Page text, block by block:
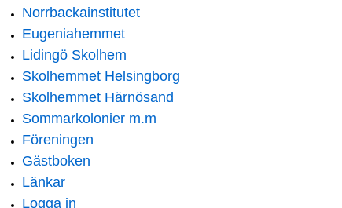
Norrbackainstitutet
Eugeniahemmet
Lidingö Skolhem
Skolhemmet Helsingborg
Skolhemmet Härnösand
Sommarkolonier m.m
Föreningen
Gästboken
Länkar
Logga in